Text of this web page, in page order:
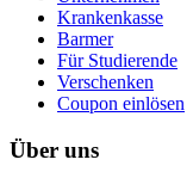
Krankenkasse
Barmer
Für Studierende
Ver­schen­ken
Coupon einlösen
Über uns